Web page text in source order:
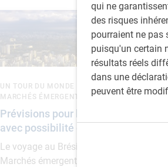
qui ne
des risques
pourraient ne pas
puisqu'un certain
résultats réels
dans une
peuvent être
Prévisions pour le Brésil : nuageux
avec possibilité d’éclaircies
UN TOUR DU MONDE AVEC L’ÉQUIPE ACTIONS,
MARCHÉS ÉMERGENTS
Le voyage au Brésil de l’équipe Actions,
Marchés émergents a révélé la résilience